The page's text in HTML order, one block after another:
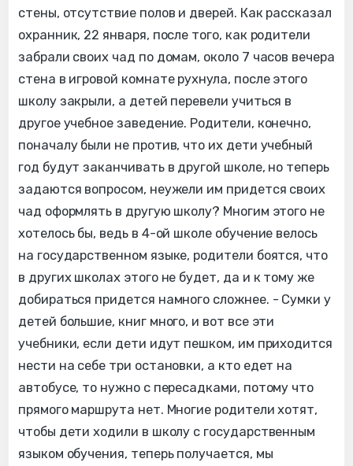
стены, отсутствие полов и дверей. Как рассказал
охранник, 22 января, после того, как родители
забрали своих чад по домам, около 7 часов вечера
стена в игровой комнате рухнула, после этого
школу закрыли, а детей перевели учиться в
другое учебное заведение. Родители, конечно,
поначалу были не против, что их дети учебный
год будут заканчивать в другой школе, но теперь
задаются вопросом, неужели им придется своих
чад оформлять в другую школу? Многим этого не
хотелось бы, ведь в 4-ой школе обучение велось
на государственном языке, родители боятся, что
в других школах этого не будет, да и к тому же
добираться придется намного сложнее. - Сумки у
детей большие, книг много, и вот все эти
учебники, если дети идут пешком, им приходится
нести на себе три остановки, а кто едет на
автобусе, то нужно с пересадками, потому что
прямого маршрута нет. Многие родители хотят,
чтобы дети ходили в школу с государственным
языком обучения, теперь получается, мы